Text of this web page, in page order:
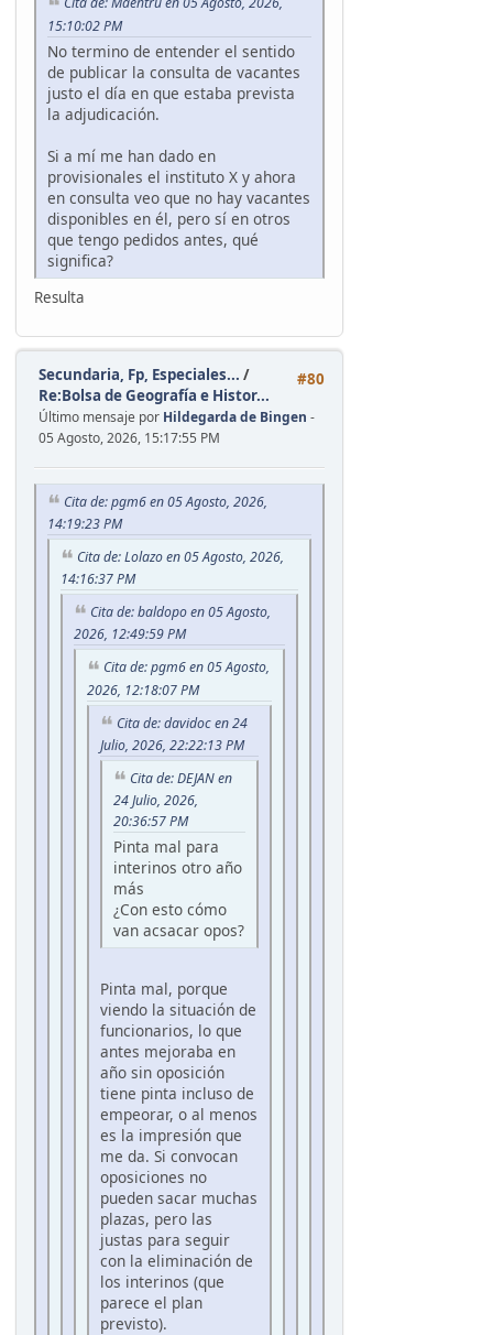
15:10:02 PM
No termino de entender el sentido
de publicar la consulta de vacantes
justo el día en que estaba prevista
la adjudicación.
Si a mí me han dado en
provisionales el instituto X y ahora
en consulta veo que no hay vacantes
disponibles en él, pero sí en otros
que tengo pedidos antes, qué
significa?
Resulta
#80
Secundaria, Fp, Especiales... /
Re:Bolsa de Geografía e Histor...
Último mensaje por Hildegarda de Bingen -
05 Agosto, 2026, 15:17:55 PM
Cita de: pgm6 en 05 Agosto, 2026,
14:19:23 PM
Cita de: Lolazo en 05 Agosto, 2026,
14:16:37 PM
Cita de: baldopo en 05 Agosto,
2026, 12:49:59 PM
Cita de: pgm6 en 05 Agosto,
2026, 12:18:07 PM
Cita de: davidoc en 24
Julio, 2026, 22:22:13 PM
Cita de: DEJAN en
24 Julio, 2026,
20:36:57 PM
Pinta mal para
interinos otro año
más
¿Con esto cómo
van acsacar opos?
Pinta mal, porque
viendo la situación de
funcionarios, lo que
antes mejoraba en
año sin oposición
tiene pinta incluso de
empeorar, o al menos
es la impresión que
me da. Si convocan
oposiciones no
pueden sacar muchas
plazas, pero las
justas para seguir
con la eliminación de
los interinos (que
parece el plan
previsto).